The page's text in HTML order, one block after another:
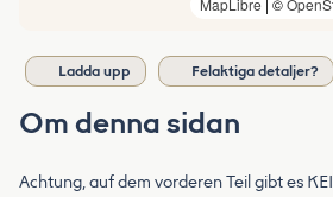
Ladda upp Felaktiga detaljer?
Om denna sidan
Achtung, auf dem vorderen Teil gibt es